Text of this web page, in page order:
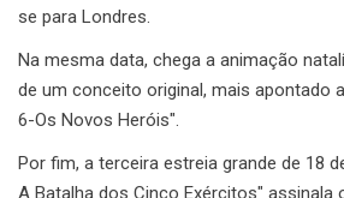
se para Londres.
Na mesma data, chega a animação
de um conceito original, mais apontado
6-Os Novos Heróis".
Por fim, a terceira estreia grande de 18
A Batalha dos Cinco Exércitos" assinala